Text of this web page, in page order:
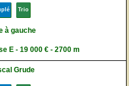
Trio
à gauche
E - 19 000 € - 2700 m
Grude